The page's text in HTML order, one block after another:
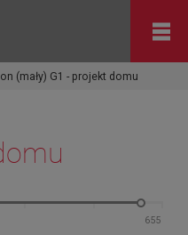
(mały) G1 - projekt domu